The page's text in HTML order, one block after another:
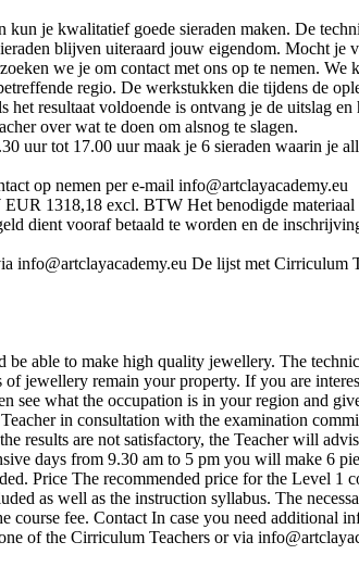
je kwalitatief goede sieraden maken. De
blijven uiteraard jouw eigendom. Mocht je
we je om contact met ons op te nemen. We
regio. De werkstukken die tijdens de
het resultaat voldoende is ontvang je de uitslag
over wat te doen om alsnog te slagen.
uur tot 17.00 uur maak je 6 sieraden waarin je
op nemen per e-mail info@artclayacademy.eu
1318,18 excl. BTW Het benodigde materiaal
dient vooraf betaald te worden en de
info@artclayacademy.eu De lijst met Cirriculum
be able to make high quality jewellery. The
jewellery remain your property. If you are
see what the occupation is in your region and
in consultation with the examination
results are not satisfactory, the Teacher will
days from 9.30 am to 5 pm you will make 6
Price The recommended price for the Level 1
as well as the instruction syllabus. The
course fee. Contact In case you need additional
of the Cirriculum Teachers or via